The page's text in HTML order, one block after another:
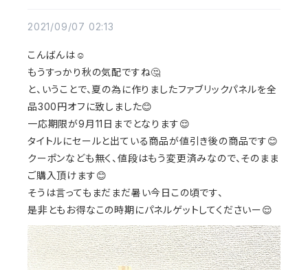
2021/09/07 02:13
こんばんは☺︎
もうすっかり秋の気配ですね🤔
と、いうことで、夏の為に作りましたファブリックパネルを全
品300円オフに致しました😊
一応期限が9月11日までとなります😌
タイトルにセールと出ている商品が値引き後の商品です😊
クーポンなども無く、値段はもう変更済みなので、そのまま
ご購入頂けます😊
そうは言ってもまだまだ暑い今日この頃です、
是非ともお得なこの時期にパネルゲットしてくださいー😌